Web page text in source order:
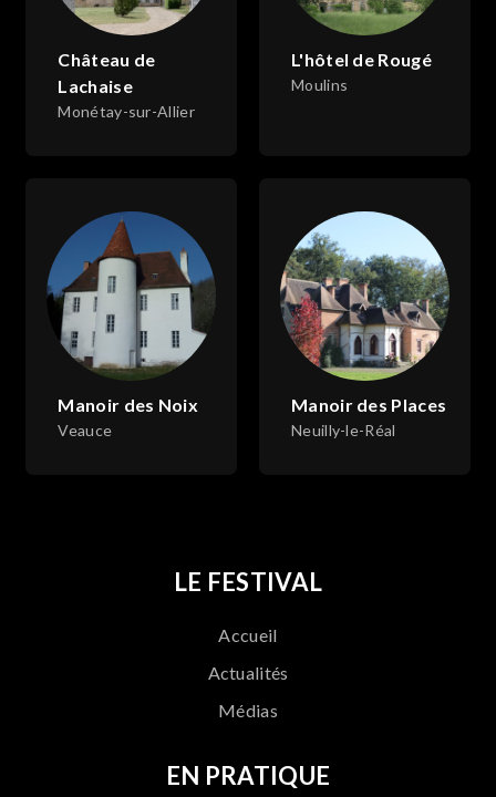
Château de
Lachaise
Monétay-sur-Allier
L'hôtel de Rougé
Moulins
Manoir des Noix
Veauce
Manoir des Places
Neuilly-le-Réal
LE FESTIVAL
Accueil
Actualités
Médias
EN PRATIQUE